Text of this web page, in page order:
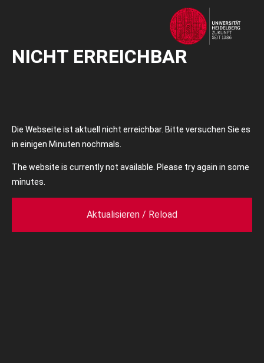
NICHT ERREICHBAR
Die Webseite ist aktuell nicht erreichbar. Bitte versuchen Sie es
in einigen Minuten nochmals.
The website is currently not available. Please try again in some
minutes.
Aktualisieren / Reload